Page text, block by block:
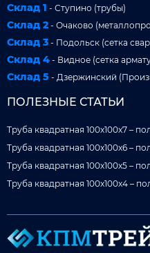
Склад 1 - Ступино (трубы)
Склад 2 - Очаково
Склад 3 - Подольск (сетка
Склад 4 - Видное (сетка
Склад 5 - Дзержинский
ПОЛЕЗНЫЕ СТАТЬИ
Труба квадратная 100x100x7 –
Труба квадратная 100x100x6 –
Труба квадратная 100x100x5 –
Труба квадратная 100x100x4 –